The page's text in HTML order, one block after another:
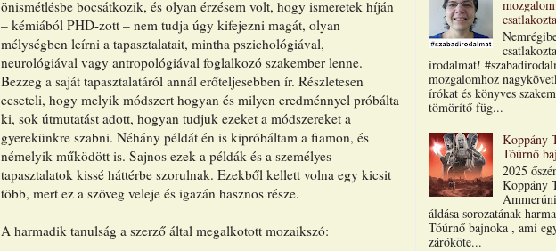
önismétlésbe bocsátkozik, és olyan érzésem volt, hogy ismeretek híján
– kémiából PHD-zott – nem tudja úgy kifejezni magát, olyan
mélységben leírni a tapasztalatait, mintha pszichológiával,
neurológiával vagy antropológiával foglalkozó szakember lenne.
Bezzeg a saját tapasztalatáról annál erőteljesebben ír. Részletesen
ecseteli, hogy melyik módszert hogyan és milyen eredménnyel próbálta
ki, sok útmutatást adott, hogyan tudjuk ezeket a módszereket a
gyerekünkre szabni. Néhány példát én is kipróbáltam a fiamon, és
némelyik működött is. Sajnos ezek a példák és a személyes
tapasztalatok kissé háttérbe szorulnak. Ezekből kellett volna egy kicsit
több, mert ez a szöveg veleje és igazán hasznos része.
A harmadik tanulság a szerző által megalkotott mozaikszó:
irodalmat!
mozgalomhoz
írókat és könyves
tömörítő füg...
Koppány
Tóúrnő
2025
Koppány
áldása sorozatának
Tóúrnő bajnoka , ami
záróköte...